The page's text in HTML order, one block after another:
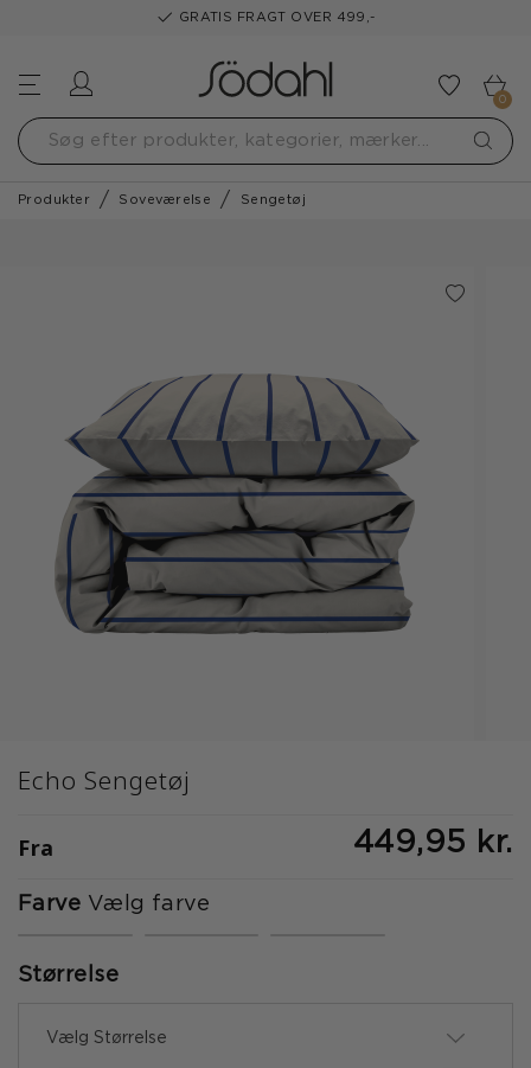
GRATIS FRAGT OVER 499,-
Tilføj
0
Produkter Soveværelse Sengetøj
Echo Sengetøj
Fra 449,95 kr.
Farve Vælg farve
Størrelse
Vælg Størrelse